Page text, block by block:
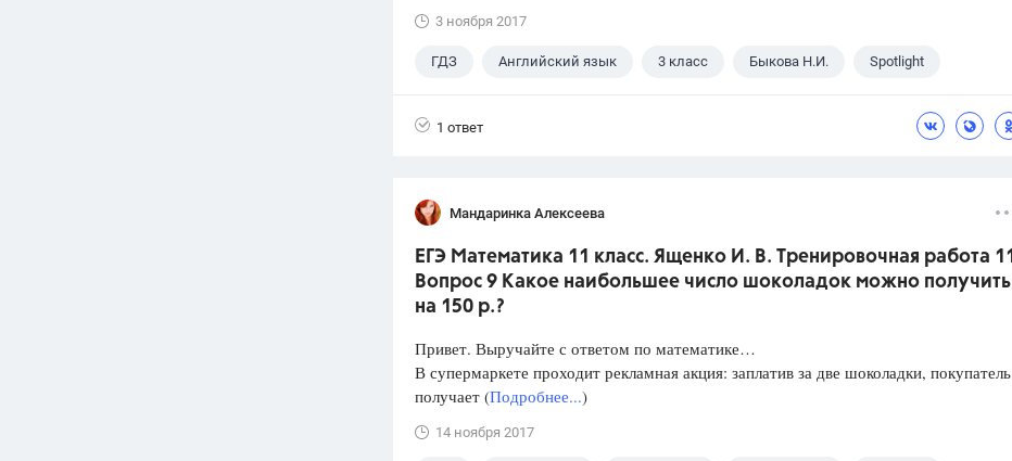
3 ноября 2017
ГДЗ Английский язык 3 класс Быкова Н.И. Spotlight
1 ответ
Мандаринка Алексеева
ЕГЭ Математика 11 класс. Ященко И. В. Тренировочная работа 11
Вопрос 9 Какое наибольшее число шоколадок можно получить
на 150 р.?
Привет. Выручайте с ответом по математике…
В супермаркете проходит рекламная акция: заплатив за две шоколадки, покупатель
получает (Подробнее...)
14 ноября 2017